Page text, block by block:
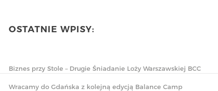
OSTATNIE WPISY:
Biznes przy Stole – Drugie Śniadanie Loży Warszawskiej BCC
Wracamy do Gdańska z kolejną edycją Balance Camp